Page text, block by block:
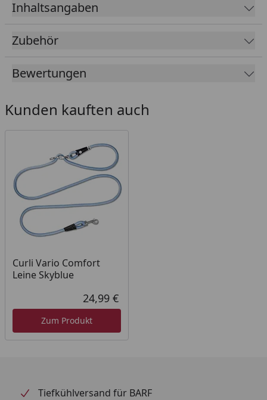
einer Hand an eine Leine legen. Sie ist aus
Polyoxymethylen (POM) gefertigt, ist farblich auf das
Geschirr abgestimmt und extrem robust. Die Schnalle
Gleichzeitig bietet es durch neue Schnittmuster und
optimierte Passform. Kommt es zum Zug an der
Leine, verteilt sich das Gewicht nun noch besser auf
das Geschirr. Auch das Air-Mesh-Material wurde
nochmal verbessert und bietet nun noch mehr
Tragekomfort. Zudem lässt es sich mit
Klettverschlüssen ganz einfach an die Körperform
des Hundes anpassen und dank der unterfütterten
Schnalle scheuert auch nichts im Fell.
Inhaltsangaben
Zubehör
Bewertungen
Kunden kauften auch
Curli Vario Comfort
Leine Skyblue
Aktueller Preis
24,99 €
Zum Produkt
Tiefkühlversand für BARF